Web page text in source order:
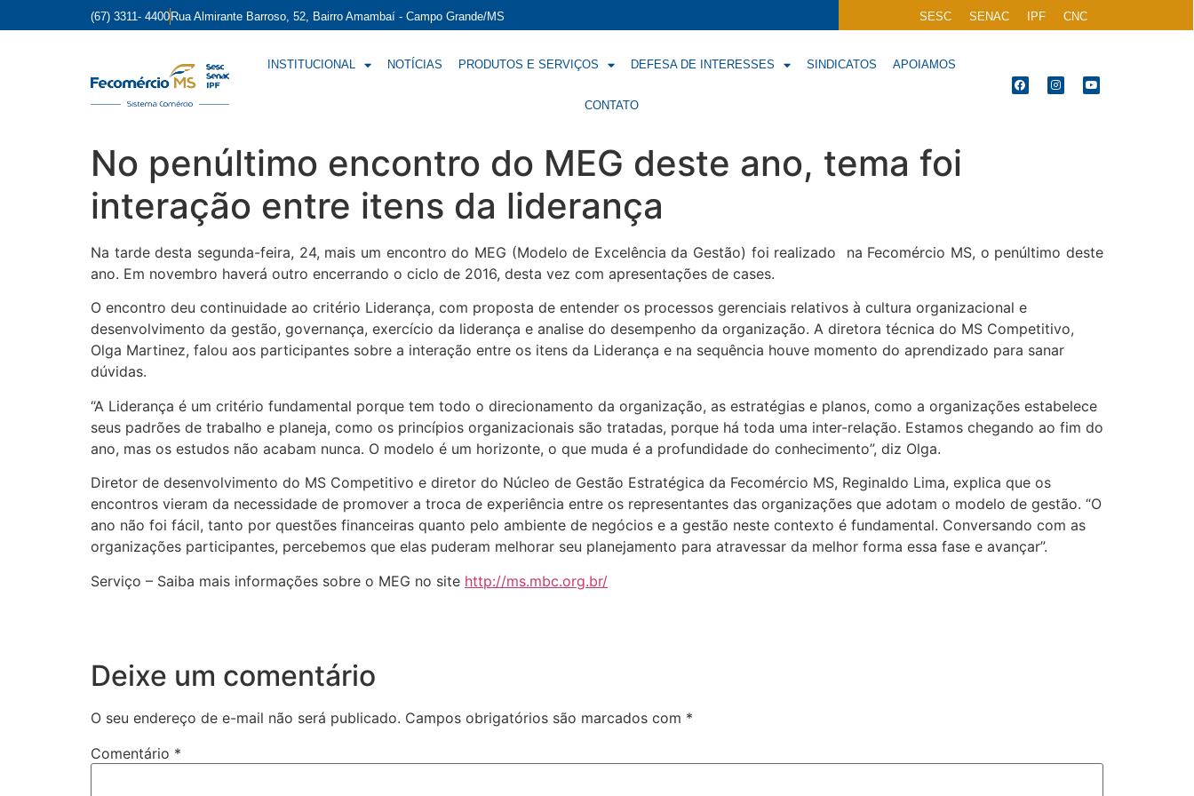
(67) 3311- 4400 Rua Almirante Barroso, 52, Bairro Amambaí - Campo Grande/MS SESC SENAC IPF CNC
INSTITUCIONAL NOTÍCIAS PRODUTOS E SERVIÇOS DEFESA DE INTERESSES SINDICATOS APOIAMOS
CONTATO
No penúltimo encontro do MEG deste ano, tema foi
interação entre itens da liderança
Na tarde desta segunda-feira, 24, mais um encontro do MEG (Modelo de Excelência da Gestão) foi realizado na Fecomércio MS, o penúltimo deste
ano. Em novembro haverá outro encerrando o ciclo de 2016, desta vez com apresentações de cases.
O encontro deu continuidade ao critério Liderança, com proposta de entender os processos gerenciais relativos à cultura organizacional e
desenvolvimento da gestão, governança, exercício da liderança e analise do desempenho da organização. A diretora técnica do MS Competitivo,
Olga Martinez, falou aos participantes sobre a interação entre os itens da Liderança e na sequência houve momento do aprendizado para sanar
dúvidas.
“A Liderança é um critério fundamental porque tem todo o direcionamento da organização, as estratégias e planos, como a organizações estabelece
seus padrões de trabalho e planeja, como os princípios organizacionais são tratadas, porque há toda uma inter-relação. Estamos chegando ao fim do
ano, mas os estudos não acabam nunca. O modelo é um horizonte, o que muda é a profundidade do conhecimento”, diz Olga.
Diretor de desenvolvimento do MS Competitivo e diretor do Núcleo de Gestão Estratégica da Fecomércio MS, Reginaldo Lima, explica que os
encontros vieram da necessidade de promover a troca de experiência entre os representantes das organizações que adotam o modelo de gestão. “O
ano não foi fácil, tanto por questões financeiras quanto pelo ambiente de negócios e a gestão neste contexto é fundamental. Conversando com as
organizações participantes, percebemos que elas puderam melhorar seu planejamento para atravessar da melhor forma essa fase e avançar”.
Serviço – Saiba mais informações sobre o MEG no site http://ms.mbc.org.br/
Deixe um comentário
O seu endereço de e-mail não será publicado. Campos obrigatórios são marcados com *
Comentário *